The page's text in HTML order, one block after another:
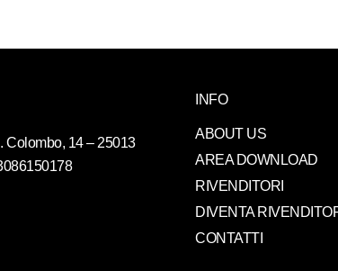
Colombo, 14 – 25013
INFO
ABOUT US
AREA DOWNLOAD
RIVENDITORI
DIVENTA
CONTATTI